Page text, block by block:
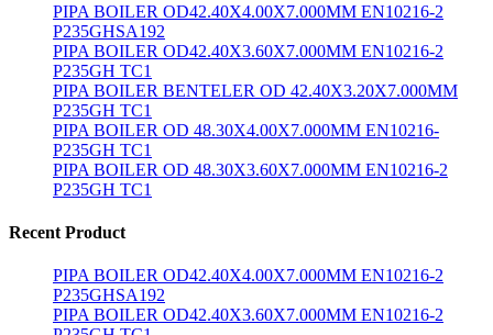
PIPA BOILER OD42.40X4.00X7.000MM EN10216-2
P235GHSA192
PIPA BOILER OD42.40X3.60X7.000MM EN10216-2
P235GH TC1
PIPA BOILER BENTELER OD 42.40X3.20X7.000MM
P235GH TC1
PIPA BOILER OD 48.30X4.00X7.000MM EN10216-
P235GH TC1
PIPA BOILER OD 48.30X3.60X7.000MM EN10216-2
P235GH TC1
Recent Product
PIPA BOILER OD42.40X4.00X7.000MM EN10216-2
P235GHSA192
PIPA BOILER OD42.40X3.60X7.000MM EN10216-2